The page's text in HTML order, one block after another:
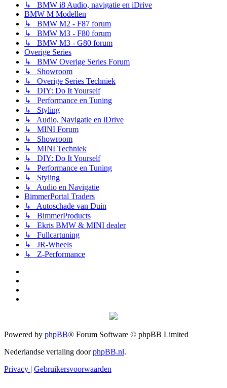
↳ BMW i8 Audio, navigatie en iDrive
BMW M Modellen
↳ BMW M2 - F87 forum
↳ BMW M3 - F80 forum
↳ BMW M3 - G80 forum
Overige Series
↳ BMW Overige Series Forum
↳ Showroom
↳ Overige Series Techniek
↳ DIY: Do It Yourself
↳ Performance en Tuning
↳ Styling
↳ Audio, Navigatie en iDrive
↳ MINI Forum
↳ Showroom
↳ MINI Techniek
↳ DIY: Do It Yourself
↳ Performance en Tuning
↳ Styling
↳ Audio en Navigatie
BimmerPortal Traders
↳ Autoschade van Duin
↳ BimmerProducts
↳ Ekris BMW & MINI dealer
↳ Fullcartuning
↳ JR-Wheels
↳ Z-Performance
Powered by phpBB® Forum Software © phpBB Limited
Nederlandse vertaling doorphpBB.nl.
Privacy | Gebruikersvoorwaarden